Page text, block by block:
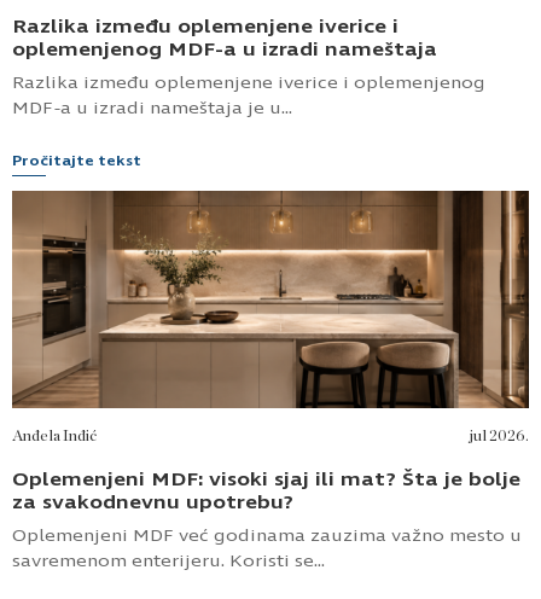
Razlika između oplemenjene iverice i
oplemenjenog MDF-a u izradi nameštaja
Razlika između oplemenjene iverice i oplemenjenog
MDF-a u izradi nameštaja je u...
Pročitajte tekst
Anđela Inđić jul 2026.
Oplemenjeni MDF: visoki sjaj ili mat? Šta je bolje
za svakodnevnu upotrebu?
Oplemenjeni MDF već godinama zauzima važno mesto u
savremenom enterijeru. Koristi se...